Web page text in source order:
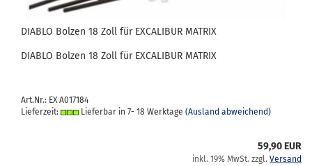
DIA­BLO Bol­zen 18 Zoll für EX­CA­LI­BUR MA­TRIX
DIA­BLO Bol­zen 18 Zoll für EX­CA­LI­BUR MA­TRIX
Art.Nr.: EX A017184
Lieferzeit:
Lieferbar in 7- 18 Werktage (Ausland abweichend)
59,90 EUR
inkl. 19% MwSt. zzgl. Versand